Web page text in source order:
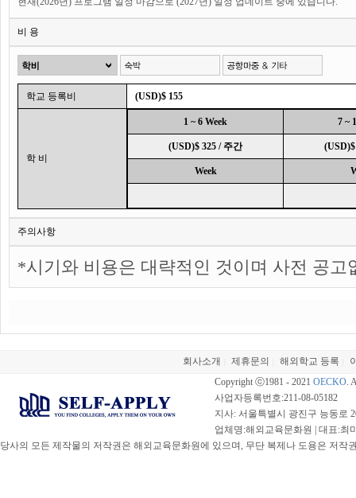
비 용
학교 등록비 (USD)$ 155
학 비
1 ~ 6 Week 7 ~
(USD)$ 325 / 주간
Week
주의사항
*시기와 비용은 대략적인 것이며 사전 공고
회사소개 제휴문의 해외학교 등록
Copyright ⓒ1981 - 2021 OECKO.
사업자등록번호:211-08-05182
지사: 서울특별시 광진구 능동로
업체명:해외교육문화원 | 대표:최
당사의 모든 제작물의 저작권은 해외교육문화원에 있으며, 무단 복제나 도용은 저